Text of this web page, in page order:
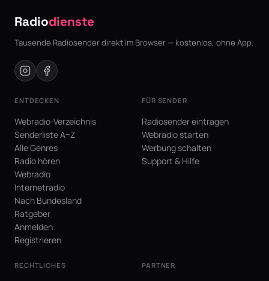
Radiodienste
Tausende Radiosender direkt im Browser — kostenlos, ohne App.
ENTDECKEN
Webradio-Verzeichnis
Senderliste A–Z
Alle Genres
Radio hören
Webradio
Internetradio
Nach Bundesland
Ratgeber
Anmelden
Registrieren
FÜR SENDER
Radiosender eintragen
Webradio starten
Werbung schalten
Support & Hilfe
RECHTLICHES PARTNER